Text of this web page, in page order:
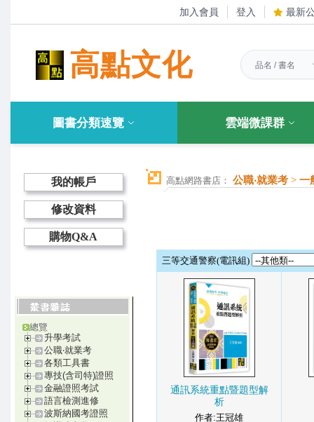
加入會員 登入 最新
高點文化
圖書分類速覽 雲端微課群
我的帳戶
修改資料
購物Q&A
總覽
升學考試
公職‧就業考
各類工具書
專技(含司特)證照
金融證照考試
語言檢測進修
波斯納國考證照
高點網路書店： 公職‧就業考 > 一
三等交通警察(電訊組)
通訊系統重點暨題型解
析
作者:王冠雄